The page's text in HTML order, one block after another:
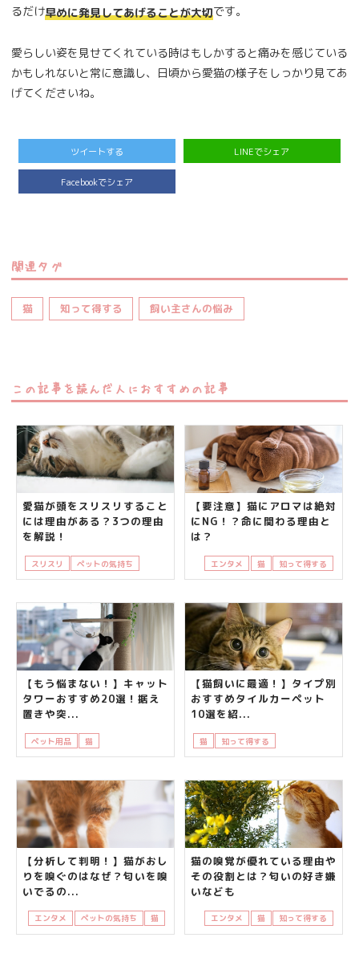
るだけ早めに発見してあげることが大切です。
愛らしい姿を見せてくれている時はもしかすると痛みを感じている
かもしれないと常に意識し、日頃から愛猫の様子をしっかり見てあ
げてくださいね。
ツイートする LINEでシェア
Facebookでシェア
関連タグ
猫 知って得する 飼い主さんの悩み
この記事を読んだ人におすすめの記事
愛猫が頭をスリスリすること
には理由がある？3つの理由
を解説！
スリスリ ペットの気持ち 知って得する
【要注意】猫にアロマは絶対
にNG！？命に関わる理由と
は？
エンタメ 猫 知って得する
【もう悩まない！】キャット
タワーおすすめ20選！据え
置きや突...
ペット用品 猫
【猫飼いに最適！】タイプ別
おすすめタイルカーペット
10選を紹...
猫 知って得する
【分析して判明！】猫がおし
りを嗅ぐのはなぜ？匂いを嗅
いでるの...
エンタメ ペットの気持ち 猫
猫の嗅覚が優れている理由や
その役割とは？匂いの好き嫌
いなども
エンタメ 猫 知って得する